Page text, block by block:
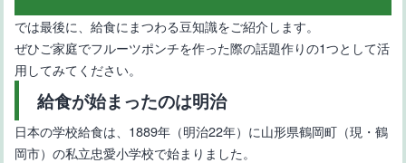
では最後に、給食にまつわる豆知識をご紹介します。
ぜひご家庭でフルーツポンチを作った際の話題作りの1つとして活
用してみてください。
給食が始まったのは明治
日本の学校給食は、1889年（明治22年）に山形県鶴岡町（現・鶴
岡市）の私立忠愛小学校で始まりました。